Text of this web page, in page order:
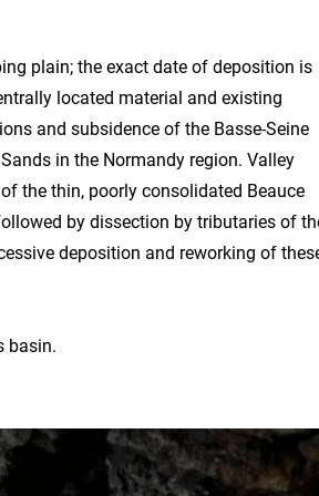
plain; the exact date of deposition is
located material and existing
and subsidence of the Basse-Seine
in the Normandy region. Valley
the thin, poorly consolidated Beauce
by dissection by tributaries of
deposition and reworking of
basin.